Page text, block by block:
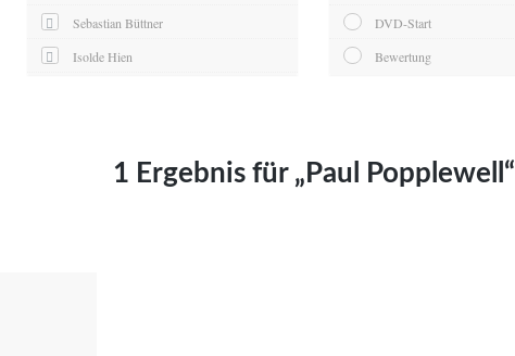
Sebastian Büttner
Isolde Hien
Maximilian Kosing
DVD-Start
Bewertung
1 Ergebnis für „Paul Popplewell“